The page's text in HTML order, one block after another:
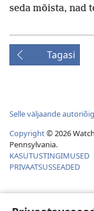
seda mõista, nad
Tagasi
Selle väljaande
Copyright© 2026
Pennsylvania.
KASUTUSTINGIMUSED
PRIVAATSUSSEADED